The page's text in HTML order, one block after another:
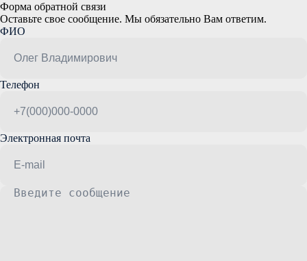
Форма обратной связи
Оставьте свое сообщение. Мы обязательно Вам ответим.
ФИО
Телефон
Электронная почта